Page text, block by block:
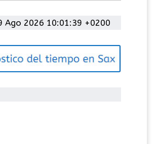
Ago 2026 10:01:39 +0200